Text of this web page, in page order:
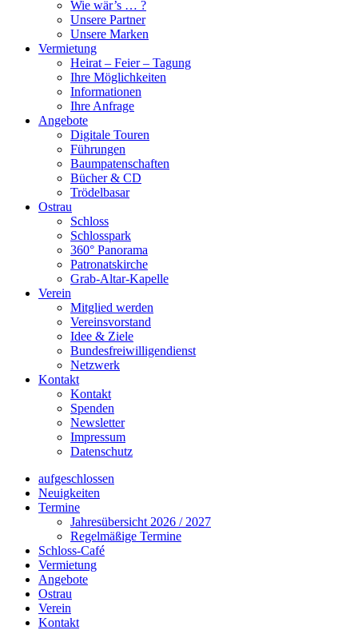
Wie wär’s … ?
Unsere Partner
Unsere Marken
Vermietung
Heirat – Feier – Tagung
Ihre Möglichkeiten
Informationen
Ihre Anfrage
Angebote
Digitale Touren
Führungen
Baumpatenschaften
Bücher & CD
Trödelbasar
Ostrau
Schloss
Schlosspark
360° Panorama
Patronatskirche
Grab-Altar-Kapelle
Verein
Mitglied werden
Vereinsvorstand
Idee & Ziele
Bundesfreiwilligendienst
Netzwerk
Kontakt
Kontakt
Spenden
Newsletter
Impressum
Datenschutz
aufgeschlossen
Neuigkeiten
Termine
Jahresübersicht 2026 / 2027
Regelmäßige Termine
Schloss-Café
Vermietung
Angebote
Ostrau
Verein
Kontakt